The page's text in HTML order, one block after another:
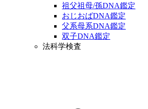
祖父祖母/孫DNA鑑定
おじおばDNA鑑定
父系母系DNA鑑定
双子DNA鑑定
法科学検査